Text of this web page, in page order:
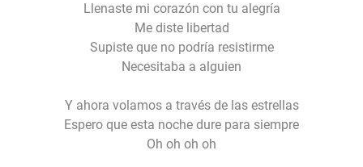
Llenaste mi corazón con tu alegría
Me diste libertad
Supiste que no podría resistirme
Necesitaba a alguien
Y ahora volamos a través de las estrellas
Espero que esta noche dure para siempre
Oh oh oh oh